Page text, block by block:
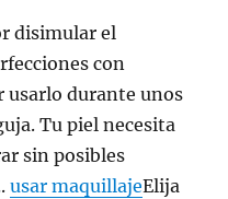
disimular el
con
usarlo durante unos
Tu piel necesita
sin posibles
usar maquillajeElija